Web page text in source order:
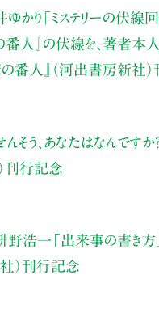
かり 「ミステリーの伏線
人』の伏線を、著者本
の番人』（河出書房新社
んそう、あなたはなんですか？
刊行記念
野浩一 「出来事の書き方」
）刊行記念